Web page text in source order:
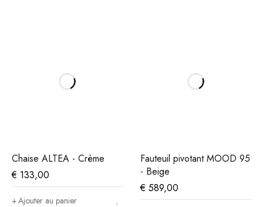
Chaise ALTEA - Crème
€ 133,00
Ajouter au panier
Fauteuil pivotant MOOD 95
- Beige
€ 589,00